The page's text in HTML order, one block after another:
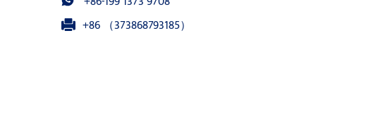
+86 （373868793185）